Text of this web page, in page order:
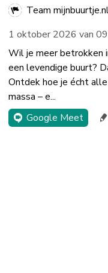
Team
1 oktober 2026 van
Wil je meer betrokken
een levendige buurt?
Ontdek hoe je écht
massa – e...
Google Meet